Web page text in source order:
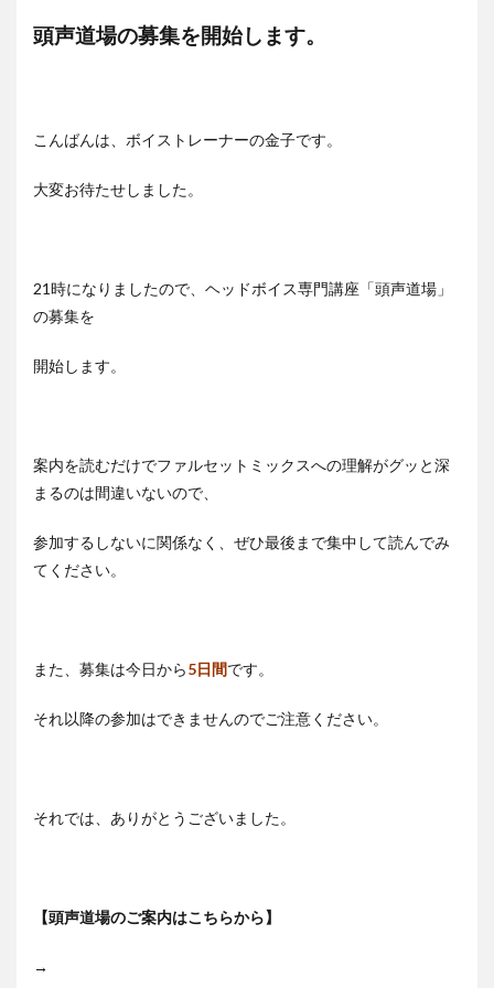
頭声道場の募集を開始します。
こんばんは、ボイストレーナーの金子です。
大変お待たせしました。
21時になりましたので、ヘッドボイス専門講座「頭声道場」
の募集を
開始します。
案内を読むだけでファルセットミックスへの理解がグッと深
まるのは間違いないので、
参加するしないに関係なく、ぜひ最後まで集中して読んでみ
てください。
また、募集は今日から5日間です。
それ以降の参加はできませんのでご注意ください。
それでは、ありがとうございました。
【頭声道場のご案内はこちらから】
→